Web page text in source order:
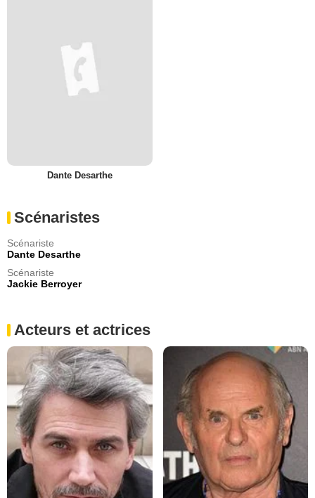
Dante Desarthe
Scénaristes
Scénariste
Dante Desarthe
Scénariste
Jackie Berroyer
Acteurs et actrices